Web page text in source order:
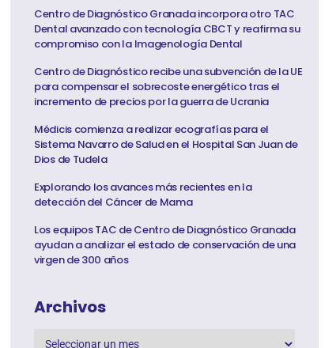
Centro de Diagnóstico Granada incorpora otro TAC
Dental avanzado con tecnología CBCT y reafirma su
compromiso con la Imagenología Dental
Centro de Diagnóstico recibe una subvención de la UE
para compensar el sobrecoste energético tras el
incremento de precios por la guerra de Ucrania
Médicis comienza a realizar ecografías para el
Sistema Navarro de Salud en el Hospital San Juan de
Dios de Tudela
Explorando los avances más recientes en la
detección del Cáncer de Mama
Los equipos TAC de Centro de Diagnóstico Granada
ayudan a analizar el estado de conservación de una
virgen de 300 años
Archivos